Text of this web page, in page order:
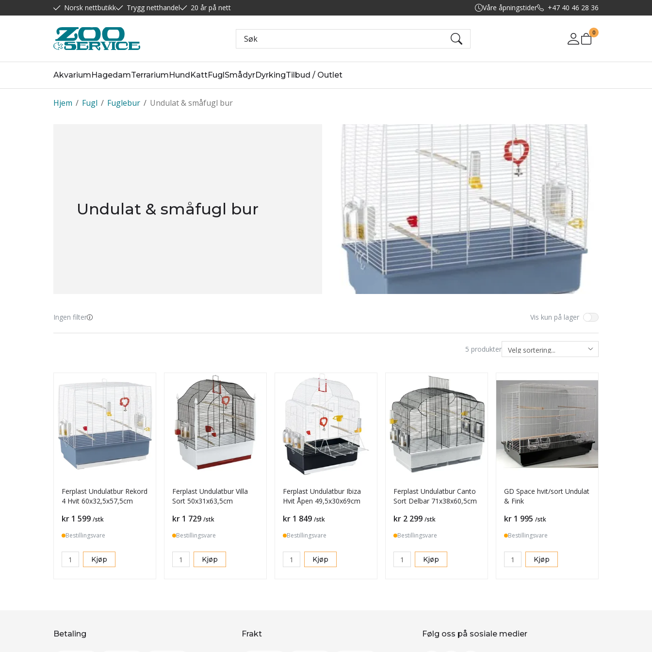
Norsk nettbutikk Trygg netthandel 20 år på nett Våre åpningstider +47 40 46 28 36
Mine sider
0
AkvariumHagedamTerrariumHundKattFuglSmådyrDyrkingTilbud / Outlet
/
Hjem /
Fugl /
Fuglebur Undulat & småfugl bur
Undulat & småfugl bur
Ingen filter Vis kun på lager
5 produkter
Ferplast Undulatbur Rekord
4 Hvit 60x32,5x57,5cm
Pris
kr 1 599 /stk
Bestillingsvare
Kjøp
Ferplast Undulatbur Villa
Sort 50x31x63,5cm
Pris
kr 1 729 /stk
Bestillingsvare
Kjøp
Ferplast Undulatbur Ibiza
Hvit Åpen 49,5x30x69cm
Pris
kr 1 849 /stk
Bestillingsvare
Kjøp
Ferplast Undulatbur Canto
Sort Delbar 71x38x60,5cm
Pris
kr 2 299 /stk
Bestillingsvare
Kjøp
GD Space hvit/sort Undulat
& Fink
Pris
kr 1 995 /stk
Bestillingsvare
Kjøp
Betaling Frakt Følg oss på sosiale medier